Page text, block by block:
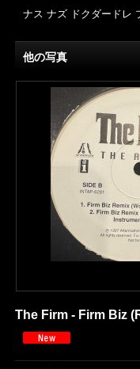
ナス ナズ ドクダードレ
他の写真
The Firm - Firm Biz